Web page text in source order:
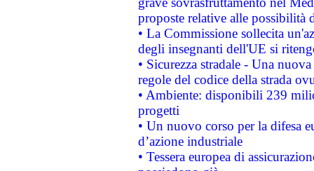
proposte relative alle possibilità
• La Commissione sollecita
degli insegnanti dell'UE si
• Sicurezza stradale - Una
regole del codice della strada
• Ambiente: disponibili 239
progetti
• Un nuovo corso per la difesa
d’azione industriale
• Tessera europea di